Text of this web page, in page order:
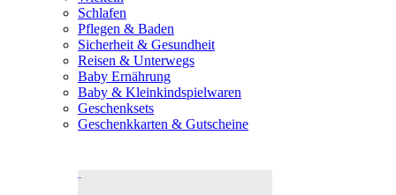
Schlafen
Pflegen & Baden
Sicherheit & Gesundheit
Reisen & Unterwegs
Baby Ernährung
Baby & Kleinkindspielwaren
Geschenksets
Geschenkkarten & Gutscheine